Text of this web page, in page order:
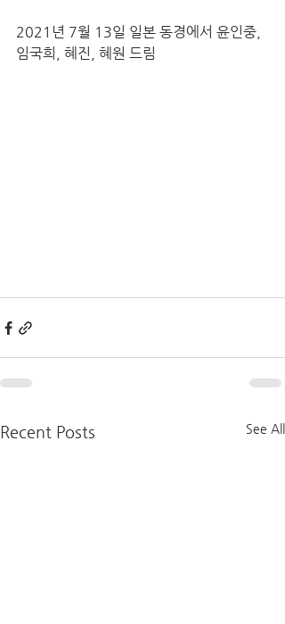
2021년 7월 13일 일본 동경에서 윤인중,
임국희, 혜진, 혜원 드림
Recent Posts See All